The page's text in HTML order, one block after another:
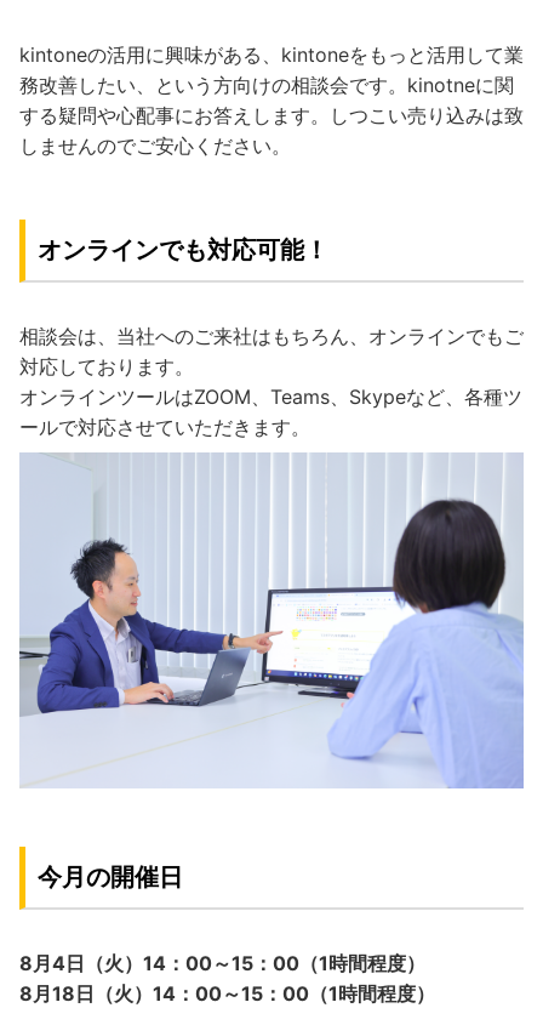
kintoneの活用に興味がある、kintoneをもっと活用して業
務改善したい、という方向けの相談会です。kinotneに関
する疑問や心配事にお答えします。しつこい売り込みは致
しませんのでご安心ください。
オンラインでも対応可能！
相談会は、当社へのご来社はもちろん、オンラインでもご
対応しております。
オンラインツールはZOOM、Teams、Skypeなど、各種ツ
ールで対応させていただきます。
今月の開催日
8月4日（火）14：00～15：00（1時間程度）
8月18日（火）14：00～15：00（1時間程度）